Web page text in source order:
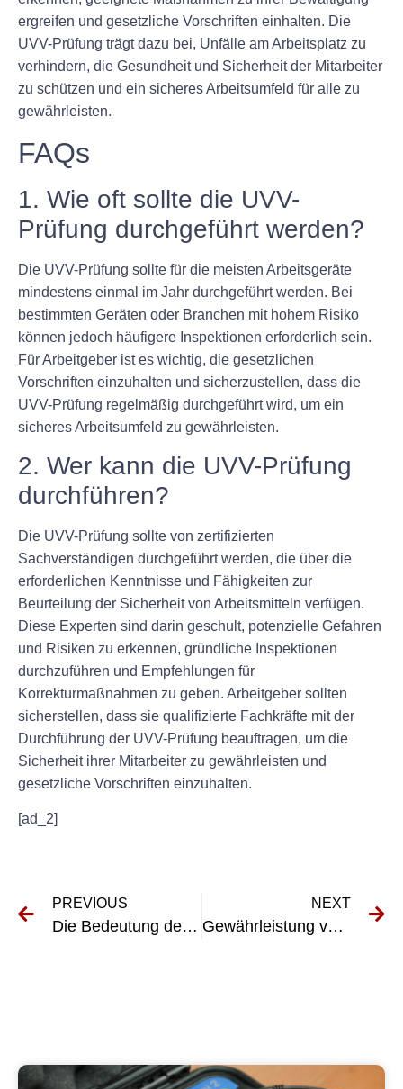
ergreifen und gesetzliche Vorschriften einhalten. Die
UVV-Prüfung trägt dazu bei, Unfälle am Arbeitsplatz zu
verhindern, die Gesundheit und Sicherheit der Mitarbeiter
zu schützen und ein sicheres Arbeitsumfeld für alle zu
gewährleisten.
FAQs
1. Wie oft sollte die UVV-
Prüfung durchgeführt werden?
Die UVV-Prüfung sollte für die meisten Arbeitsgeräte
mindestens einmal im Jahr durchgeführt werden. Bei
bestimmten Geräten oder Branchen mit hohem Risiko
können jedoch häufigere Inspektionen erforderlich sein.
Für Arbeitgeber ist es wichtig, die gesetzlichen
Vorschriften einzuhalten und sicherzustellen, dass die
UVV-Prüfung regelmäßig durchgeführt wird, um ein
sicheres Arbeitsumfeld zu gewährleisten.
2. Wer kann die UVV-Prüfung
durchführen?
Die UVV-Prüfung sollte von zertifizierten
Sachverständigen durchgeführt werden, die über die
erforderlichen Kenntnisse und Fähigkeiten zur
Beurteilung der Sicherheit von Arbeitsmitteln verfügen.
Diese Experten sind darin geschult, potenzielle Gefahren
und Risiken zu erkennen, gründliche Inspektionen
durchzuführen und Empfehlungen für
Korrekturmaßnahmen zu geben. Arbeitgeber sollten
sicherstellen, dass sie qualifizierte Fachkräfte mit der
Durchführung der UVV-Prüfung beauftragen, um die
Sicherheit ihrer Mitarbeiter zu gewährleisten und
gesetzliche Vorschriften einzuhalten.
[ad_2]
PREVIOUS
Die Bedeutung der VDE-Geräteprüfung für die elektrische Sicherheit verstehen
NEXT
Gewährleistung von Sicherheit und Compliance: Ein Leitfaden zum Testen stationärer Geräte